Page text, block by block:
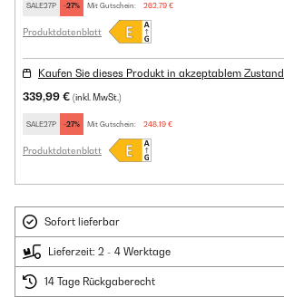
SALE27P -27% Mit Gutschein: 262,79 €
Produktdatenblatt
Kaufen Sie dieses Produkt in akzeptablem Zustand
339,99 € (inkl. MwSt.)
SALE27P -27% Mit Gutschein: 248,19 €
Produktdatenblatt
Sofort lieferbar
Lieferzeit: 2 - 4 Werktage
14 Tage Rückgaberecht